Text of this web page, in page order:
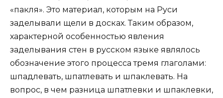
«пакля». Это материал, которым на Руси
заделывали щели в досках. Таким образом,
характерной особенностью явления
заделывания стен в русском языке являлось
обозначение этого процесса тремя глаголами:
шпадлевать, шпатлевать и шпаклевать. На
вопрос, в чем разница шпатлевки и шпаклевки,